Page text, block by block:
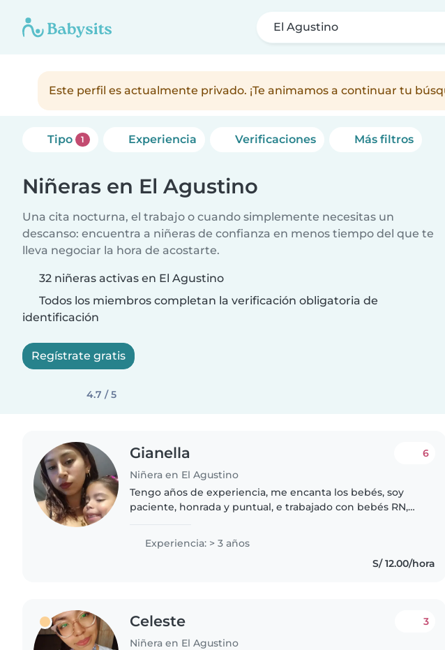
El Agustino
Este perfil es actualmente privado. ¡Te animamos a continuar tu
Tipo 1 Experiencia Verificaciones Más filtros
Niñeras en El Agustino
Una cita nocturna, el trabajo o cuando simplemente necesitas un
descanso: encuentra a niñeras de confianza en menos tiempo del que te
lleva negociar la hora de acostarte.
32 niñeras activas en El Agustino
Todos los miembros completan la verificación obligatoria de
identificación
Regístrate gratis
4.7 / 5
Gianella
Niñera en El Agustino
6
Tengo años de experiencia, me encanta los bebés, soy
paciente, honrada y puntual, e trabajado con bebés RN,
muy creativa..
Experiencia: > 3 años
S/ 12.00/hora
Celeste
Niñera en El Agustino
3